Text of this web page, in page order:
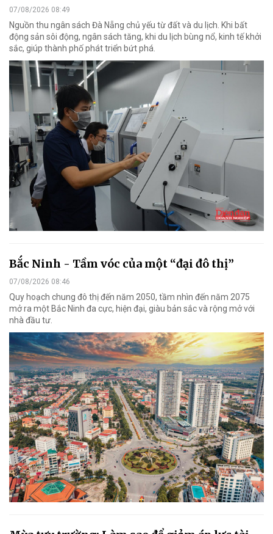
07/08/2026 08:49
Nguồn thu ngân sách Đà Nẵng chủ yếu từ đất và du lịch. Khi bất
động sản sôi động, ngân sách tăng, khi du lịch bùng nổ, kinh tế khởi
sắc, giúp thành phố phát triển bứt phá.
Bắc Ninh - Tầm vóc của một “đại đô thị”
07/08/2026 08:46
Quy hoạch chung đô thị đến năm 2050, tầm nhìn đến năm 2075
mở ra một Bắc Ninh đa cực, hiện đại, giàu bản sắc và rộng mở với
nhà đầu tư.